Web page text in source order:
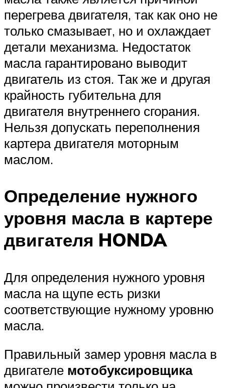
перегрева двигателя, так как оно не
только смазывает, но и охлаждает
детали механизма. Недостаток
масла гарантировано выводит
двигатель из стоя. Так же и другая
крайность губительна для
двигателя внутреннего сгорания.
Нельзя допускать переполнения
картера двигателя моторным
маслом.
Определение нужного
уровня масла в картере
двигателя HONDA
Для определения нужного уровня
масла на щупе есть ризки
соответствующие нужному уровню
масла.
Правильный замер уровня масла в
двигателе мотобуксировщика